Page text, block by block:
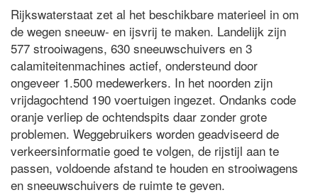
Rijkswaterstaat zet al het beschikbare materieel in om
de wegen sneeuw- en ijsvrij te maken. Landelijk zijn
577 strooiwagens, 630 sneeuwschuivers en 3
calamiteitenmachines actief, ondersteund door
ongeveer 1.500 medewerkers. In het noorden zijn
vrijdagochtend 190 voertuigen ingezet. Ondanks code
oranje verliep de ochtendspits daar zonder grote
problemen. Weggebruikers worden geadviseerd de
verkeersinformatie goed te volgen, de rijstijl aan te
passen, voldoende afstand te houden en strooiwagens
en sneeuwschuivers de ruimte te geven.